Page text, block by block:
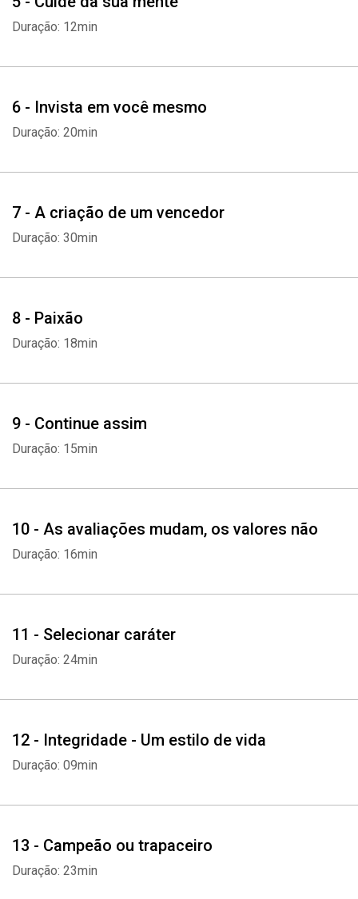
Duração: 12min
6 - Invista em você mesmo
Duração: 20min
7 - A criação de um vencedor
Duração: 30min
8 - Paixão
Duração: 18min
9 - Continue assim
Duração: 15min
10 - As avaliações mudam, os valores não
Duração: 16min
11 - Selecionar caráter
Duração: 24min
12 - Integridade - Um estilo de vida
Duração: 09min
13 - Campeão ou trapaceiro
Duração: 23min